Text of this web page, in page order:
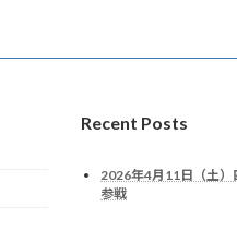
Recent Posts
2026年4月11日（土
参戦